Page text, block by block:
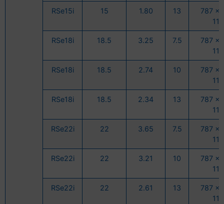
RSe15i 15 1.80 13
787 x
RSe18i 18.5 3.25 7.5
787 x
RSe18i 18.5 2.74 10
787 x
RSe18i 18.5 2.34 13
787 x
RSe22i 22 3.65 7.5
787 x
RSe22i 22 3.21 10
787 x
RSe22i 22 2.61 13
787 x